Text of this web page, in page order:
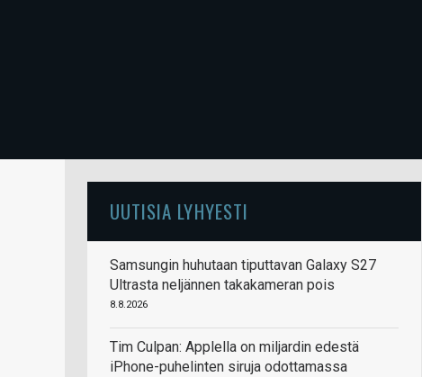
UUTISIA LYHYESTI
Samsungin huhutaan tiputtavan Galaxy S27
Ultrasta neljännen takakameran pois
8.8.2026
Tim Culpan: Applella on miljardin edestä
iPhone-puhelinten siruja odottamassa